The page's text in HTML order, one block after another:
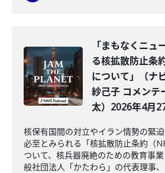
「まもなくニュ
る核拡散防止条
について」（ナ
紗己子 コメンテ
太）2026年4月
核保有国間の対立やイラン情勢の緊
必至とみられる「核拡散防止条約（
ついて、核兵器廃絶のための教育事
般社団法人「かたわら」の代表理事